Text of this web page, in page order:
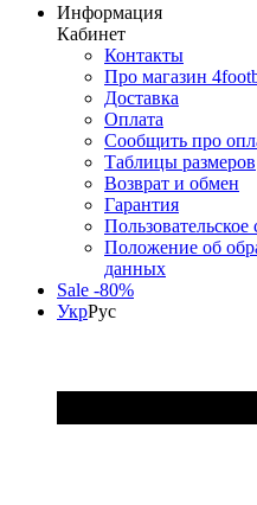
Информация
Кабинет
Контакты
Про магазин
Доставка
Оплата
Сообщить про
Таблицы размеров
Возврат и обмен
Гарантия
Пользовательское
Положение об
данных
Sale -80%
УкрРус